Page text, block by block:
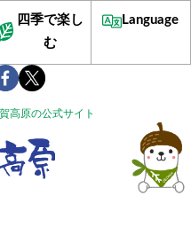
高原の公式サイト
四季で楽し
む
Language